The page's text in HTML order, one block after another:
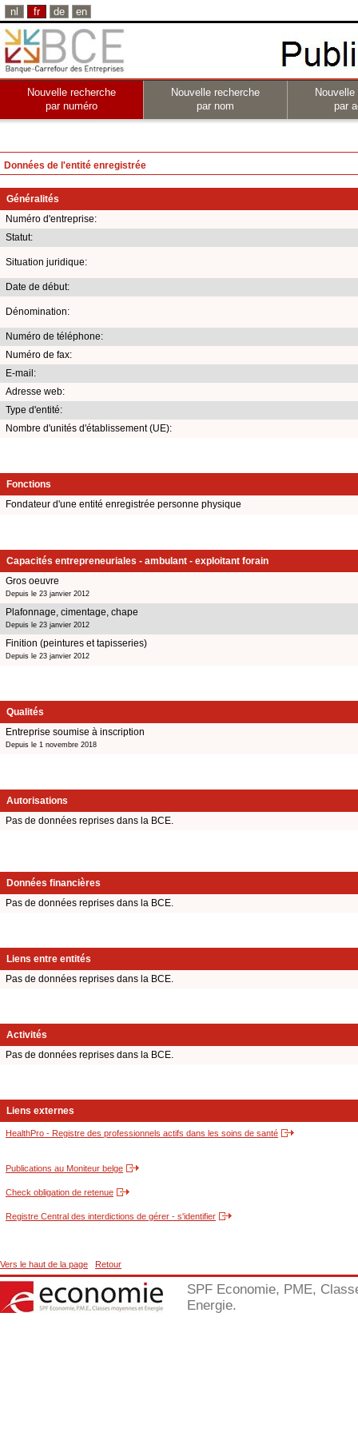
nl fr de en
Nouvelle recherche
par numéro
Nouvelle recherche
par nom
par
Données de l'entité enregistrée
Généralités
Numéro d'entreprise:
Statut:
Situation juridique:
Date de début:
Dénomination:
Numéro de téléphone:
Numéro de fax:
E-mail:
Adresse web:
Type d'entité:
Nombre d'unités d'établissement (UE):
Fonctions
Fondateur d'une entité enregistrée personne physique
Capacités entrepreneuriales - ambulant - exploitant forain
Gros oeuvre
Depuis le 23 janvier 2012
Plafonnage, cimentage, chape
Depuis le 23 janvier 2012
Finition (peintures et tapisseries)
Depuis le 23 janvier 2012
Qualités
Entreprise soumise à inscription
Depuis le 1 novembre 2018
Autorisations
Pas de données reprises dans la BCE.
Données financières
Pas de données reprises dans la BCE.
Liens entre entités
Pas de données reprises dans la BCE.
Activités
Pas de données reprises dans la BCE.
Liens externes
HealthPro - Registre des professionnels actifs dans les soins de santé
Publications au Moniteur belge
Check obligation de retenue
Registre Central des interdictions de gérer - s'identifier
Vers le haut de la page Retour
SPF Economie, PME,
Energie.